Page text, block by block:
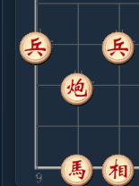
8. 车二平六
.....车１平２
9. 车九平八
.....士６进５
10. 马七进六
.....车９平６
.....车２进４